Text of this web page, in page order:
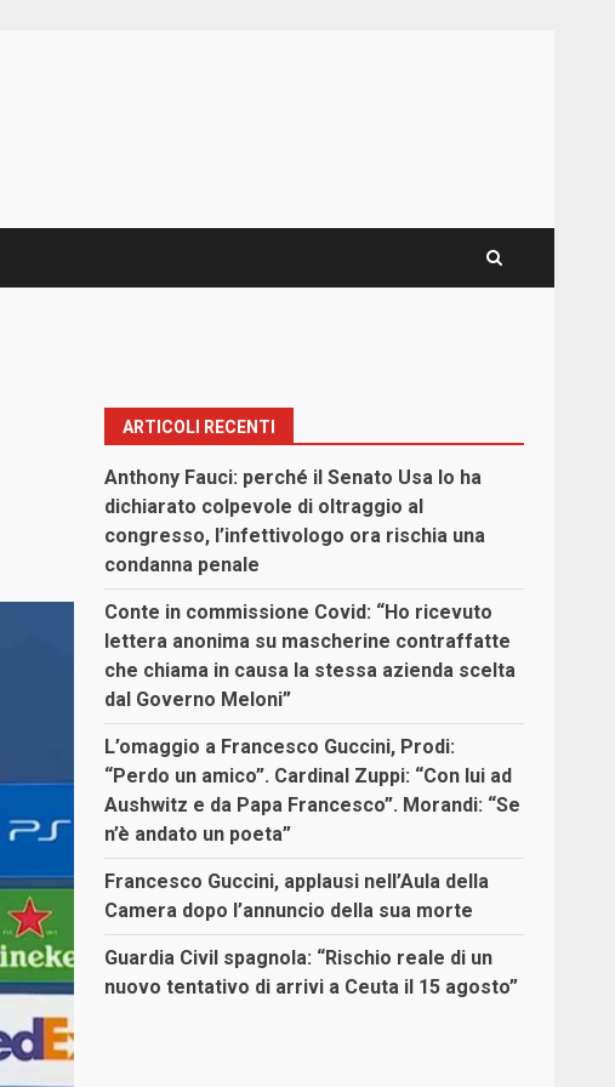
ARTICOLI RECENTI
Anthony Fauci: perché il Senato Usa lo ha
dichiarato colpevole di oltraggio al
congresso, l’infettivologo ora rischia una
condanna penale
Conte in commissione Covid: “Ho ricevuto
lettera anonima su mascherine contraffatte
che chiama in causa la stessa azienda scelta
dal Governo Meloni”
L’omaggio a Francesco Guccini, Prodi:
“Perdo un amico”. Cardinal Zuppi: “Con lui ad
Aushwitz e da Papa Francesco”. Morandi: “Se
n’è andato un poeta”
Francesco Guccini, applausi nell’Aula della
Camera dopo l’annuncio della sua morte
Guardia Civil spagnola: “Rischio reale di un
nuovo tentativo di arrivi a Ceuta il 15 agosto”